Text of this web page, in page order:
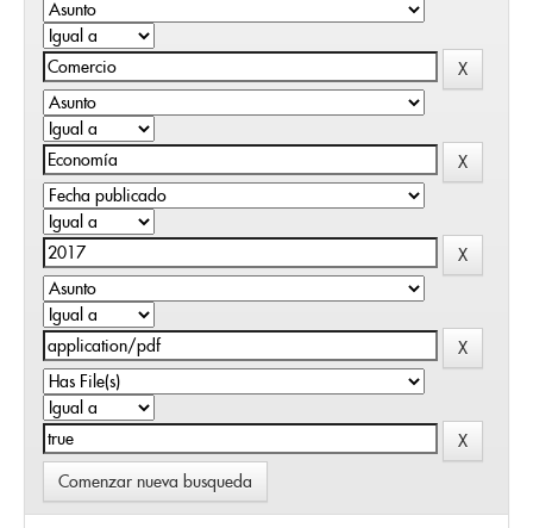
Comenzar nueva busqueda